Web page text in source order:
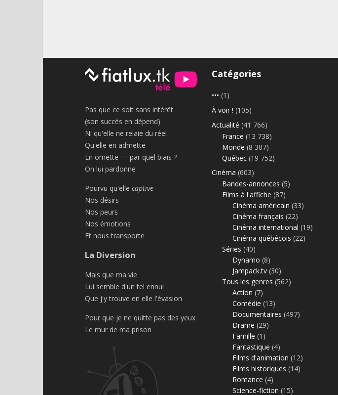
Pas que ce soit sans intérêt
(son succès en dépend)
Ni qu'elle ne relaie du réel
Qu'elle en admette
En omette — par quel biais ?
On lui pardonne
Pourvu qu'elle captive
Nos désirs
Nos peurs
Nos émotions
Et nous transporte
La Diversion
Mais que ma vie
Lui semble d'un tel ennui
Que j'y trouve en elle l'évasion
Pour que je ne quitte pas des yeux
Le mur de ma prison
Catégories
••• (1)
À voir ! (105)
Actualité (41 766)
France (13 738)
Monde (8 307)
Québec (19 752)
Cinéma (603)
Bandes-annonces (5)
Films à l'affiche (87)
Cinéma américain (33)
Cinéma français (22)
Cinéma international (19)
Cinéma québécois (22)
Séries (40)
Dynamo (8)
Jampack.tv (30)
Tous les genres (562)
Action (7)
Comédie (13)
Documentaires (497)
Drame (29)
Famille (1)
Fantastique (4)
Films d'animation (12)
Films historiques (14)
Romance (4)
Science-fiction (15)